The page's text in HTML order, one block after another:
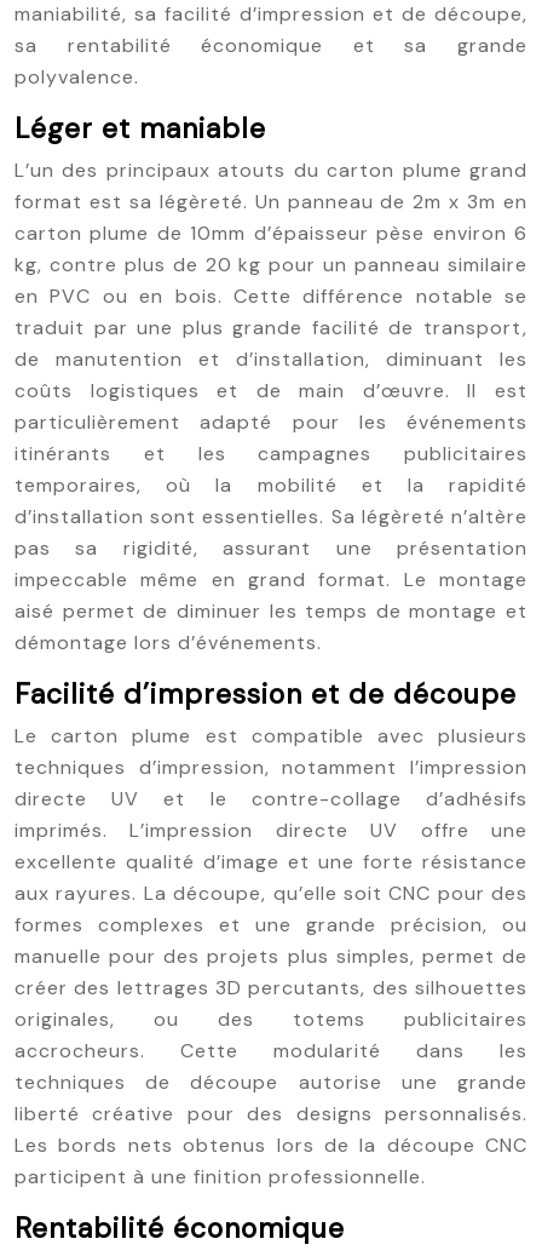
maniabilité, sa facilité d’impression et de découpe,
sa rentabilité économique et sa grande
polyvalence.
Léger et maniable
L’un des principaux atouts du carton plume grand
format est sa légèreté. Un panneau de 2m x 3m en
carton plume de 10mm d’épaisseur pèse environ 6
kg, contre plus de 20 kg pour un panneau similaire
en PVC ou en bois. Cette différence notable se
traduit par une plus grande facilité de transport,
de manutention et d’installation, diminuant les
coûts logistiques et de main d’œuvre. Il est
particulièrement adapté pour les événements
itinérants et les campagnes publicitaires
temporaires, où la mobilité et la rapidité
d’installation sont essentielles. Sa légèreté n’altère
pas sa rigidité, assurant une présentation
impeccable même en grand format. Le montage
aisé permet de diminuer les temps de montage et
démontage lors d’événements.
Facilité d’impression et de découpe
Le carton plume est compatible avec plusieurs
techniques d’impression, notamment l’impression
directe UV et le contre-collage d’adhésifs
imprimés. L’impression directe UV offre une
excellente qualité d’image et une forte résistance
aux rayures. La découpe, qu’elle soit CNC pour des
formes complexes et une grande précision, ou
manuelle pour des projets plus simples, permet de
créer des lettrages 3D percutants, des silhouettes
originales, ou des totems publicitaires
accrocheurs. Cette modularité dans les
techniques de découpe autorise une grande
liberté créative pour des designs personnalisés.
Les bords nets obtenus lors de la découpe CNC
participent à une finition professionnelle.
Rentabilité économique